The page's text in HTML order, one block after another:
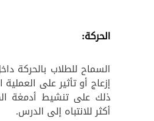
الحركة:
السماح للطلاب بالحركة
إزعاج أو تأثير على
ذلك على تنشيط أدمغة
أكثر للانتباه إلى الدرس.